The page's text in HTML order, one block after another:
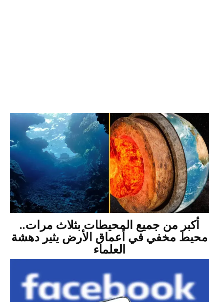
أكبر من جميع المحيطات بثلاث مرات..
محيط مخفي في أعماق الأرض يثير دهشة
العلماء